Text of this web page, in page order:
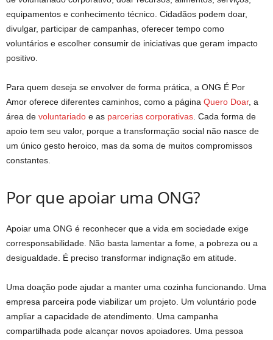
equipamentos e conhecimento técnico. Cidadãos podem doar,
divulgar, participar de campanhas, oferecer tempo como
voluntários e escolher consumir de iniciativas que geram impacto
positivo.
Para quem deseja se envolver de forma prática, a ONG É Por
Amor oferece diferentes caminhos, como a página Quero Doar, a
área de voluntariado e as parcerias corporativas. Cada forma de
apoio tem seu valor, porque a transformação social não nasce de
um único gesto heroico, mas da soma de muitos compromissos
constantes.
Por que apoiar uma ONG?
Apoiar uma ONG é reconhecer que a vida em sociedade exige
corresponsabilidade. Não basta lamentar a fome, a pobreza ou a
desigualdade. É preciso transformar indignação em atitude.
Uma doação pode ajudar a manter uma cozinha funcionando. Uma
empresa parceira pode viabilizar um projeto. Um voluntário pode
ampliar a capacidade de atendimento. Uma campanha
compartilhada pode alcançar novos apoiadores. Uma pessoa